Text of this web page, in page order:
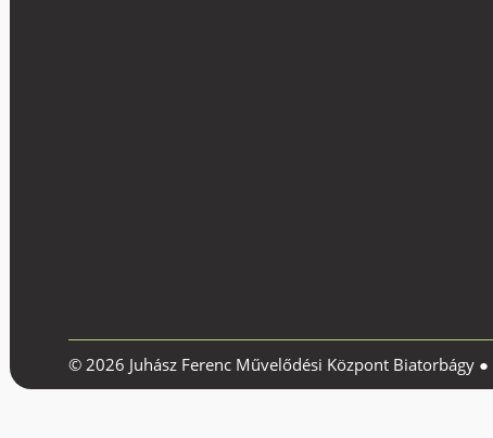
© 2026 Juhász Ferenc Művelődési Központ Biatorbágy ●